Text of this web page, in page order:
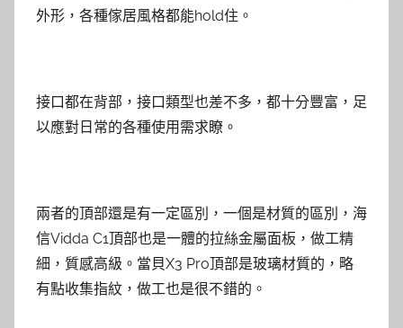
外形，各種傢居風格都能hold住。
接口都在背部，接口類型也差不多，都十分豐富，足
以應對日常的各種使用需求瞭。
兩者的頂部還是有一定區別，一個是材質的區別，海
信Vidda C1頂部也是一體的拉絲金屬面板，做工精
細，質感高級。當貝X3 Pro頂部是玻璃材質的，略
有點收集指紋，做工也是很不錯的。